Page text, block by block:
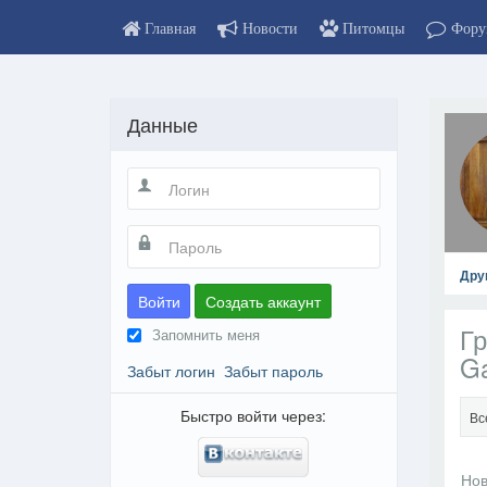
Главная Новости Питомцы
Данные
Войти Создать аккаунт
Запомнить меня
Забыт логин Забыт пароль
Быстро войти через: